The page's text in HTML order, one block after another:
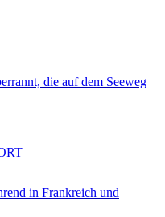
die auf dem Seeweg
in Frankreich und